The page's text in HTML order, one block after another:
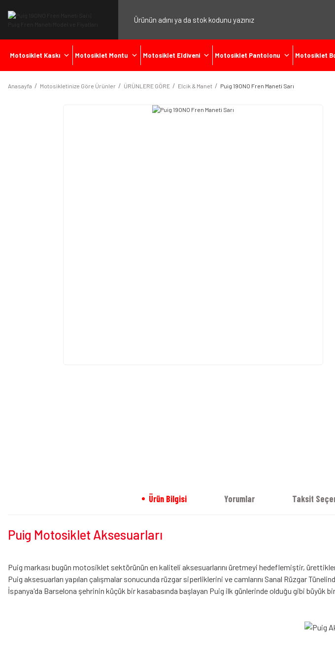
Motosiklet Kaskı Motosiklet Montu Motosiklet Eldiveni Motosiklet Pantolonu Motosiklet
Anasayfa Motosikletinize Göre Ürünler ÜRÜNLERE GÖRE Elcik & Manet Puig 19ONO Fren Maneti Sarı
Ürün Bilgisi Yorumlar Taksit
Puig Motosiklet Aksesuarları
Puig markası bugün motosiklet sektörünün en kaliteli aksesuarlarını üretmeyi hedeflemiştir,
Puig aksesuarları yapılan çalışmalar sonucunda rüzgar siperliklerini ve camlarını Sanal Rüzgar
İspanya'da Barselona şehrinin küçük bir kasabasında başlayan Puig ilk günlerinde olduğu gibi büyük